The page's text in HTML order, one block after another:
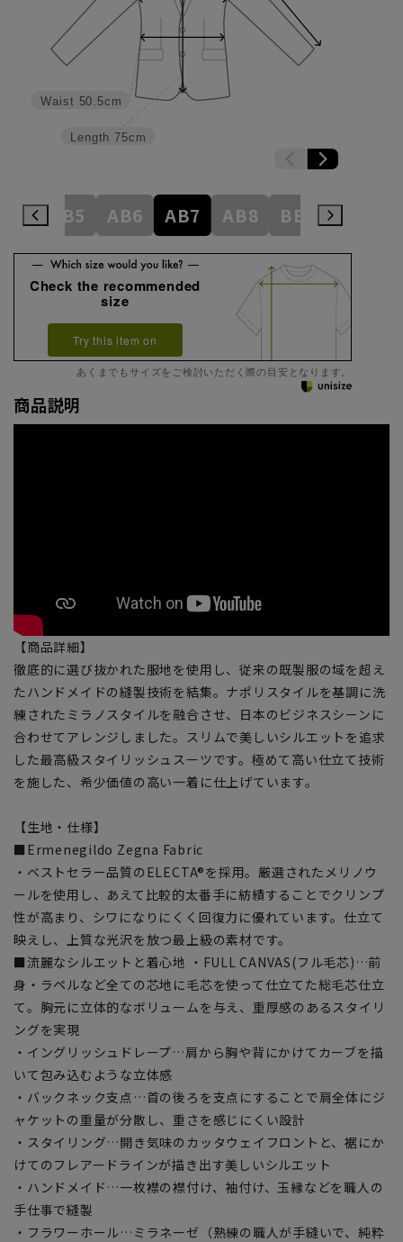
Length 75cm
Waist 50.5cm
AB5 AB6 AB7 AB8 BE3 BE4
Check the recommended
size
Try this item on
あくまでもサイズをご検討いただく際の目安となります。
商品説明
【商品詳細】
徹底的に選び抜かれた服地を使用し、従来の既製服の域を超え
たハンドメイドの縫製技術を結集。ナポリスタイルを基調に洗
練されたミラノスタイルを融合させ、日本のビジネスシーンに
合わせてアレンジしました。スリムで美しいシルエットを追求
した最高級スタイリッシュスーツです。極めて高い仕立て技術
を施した、希少価値の高い一着に仕上げています。
【生地・仕様】
■Ermenegildo Zegna Fabric
・ベストセラー品質のELECTA®を採用。厳選されたメリノウ
ールを使用し、あえて比較的太番手に紡績することでクリンプ
性が高まり、シワになりにくく回復力に優れています。仕立て
映えし、上質な光沢を放つ最上級の素材です。
■流麗なシルエットと着心地 ・FULL CANVAS(フル毛芯)…前
身・ラペルなど全ての芯地に毛芯を使って仕立てた総毛芯仕立
て。胸元に立体的なボリュームを与え、重厚感のあるスタイリ
ングを実現
・イングリッシュドレープ…肩から胸や背にかけてカーブを描
いて包み込むような立体感
・バックネック支点…首の後ろを支点にすることで肩全体にジ
ャケットの重量が分散し、重さを感じにくい設計
・スタイリング…開き気味のカッタウェイフロントと、裾にか
けてのフレアードラインが描き出す美しいシルエット
・ハンドメイド…一枚襟の襟付け、袖付け、玉縁などを職人の
手仕事で縫製
・フラワーホール…ミラネーゼ（熟練の職人が手縫いで、純粋